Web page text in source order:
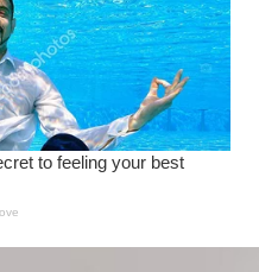
Wanita Pamer Pakaian